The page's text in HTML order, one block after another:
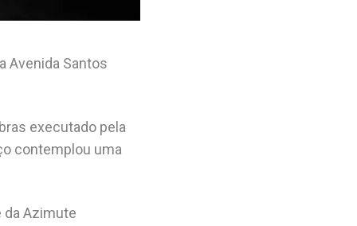
Avenida Santos
executado pela
contemplou uma
da Azimute